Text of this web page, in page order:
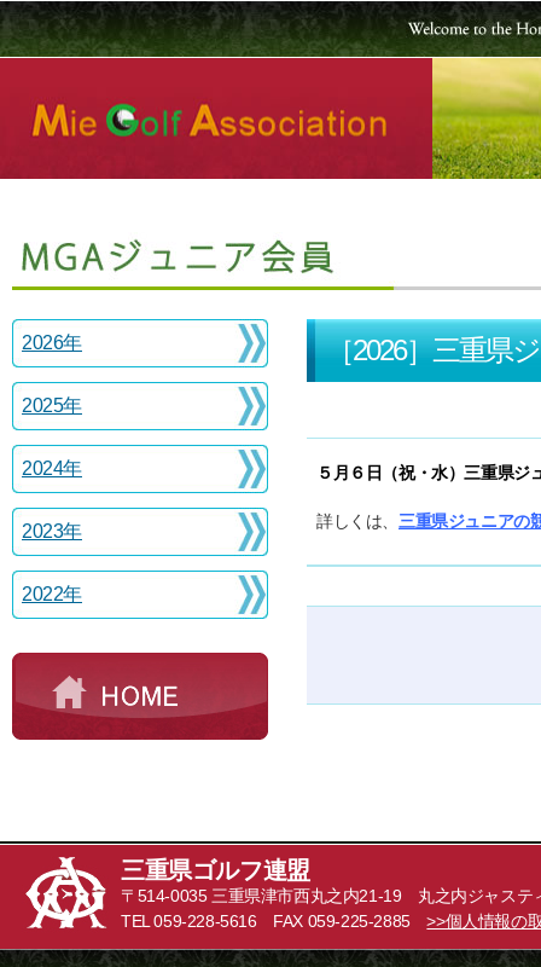
2026年
2025年
2024年
2023年
2022年
［2026］三重県
５月６日（祝・水）三重県ジ
詳しくは、 三重県ジュニアの
三重県ゴルフ連盟
〒514-0035 三重県津市西丸之内21-19 丸之内ジャステ
TEL 059-228-5616 FAX 059-225-2885>>個人情報の